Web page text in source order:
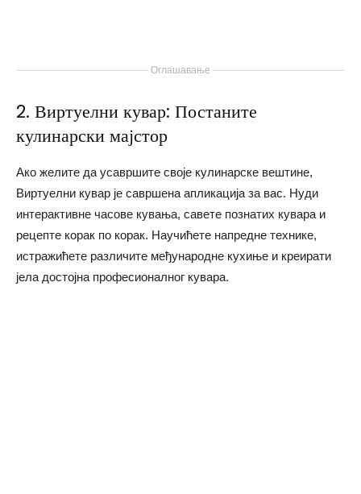
Оглашавање
2. Виртуелни кувар: Постаните
кулинарски мајстор
Ако желите да усавршите своје кулинарске вештине,
Виртуелни кувар је савршена апликација за вас. Нуди
интерактивне часове кувања, савете познатих кувара и
рецепте корак по корак. Научићете напредне технике,
истражићете различите међународне кухиње и креирати
јела достојна професионалног кувара.